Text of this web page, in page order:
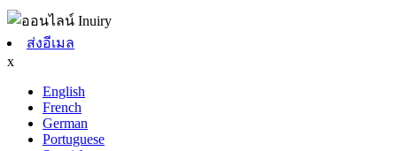
ส่งอีเมล
x
English
French
German
Portuguese